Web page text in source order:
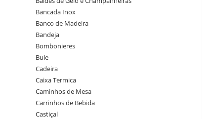
Bancada Inox
Banco de Madeira
Bandeja
Bombonieres
Bule
Cadeira
Caixa Termica
Caminhos de Mesa
Carrinhos de Bebida
Castiçal